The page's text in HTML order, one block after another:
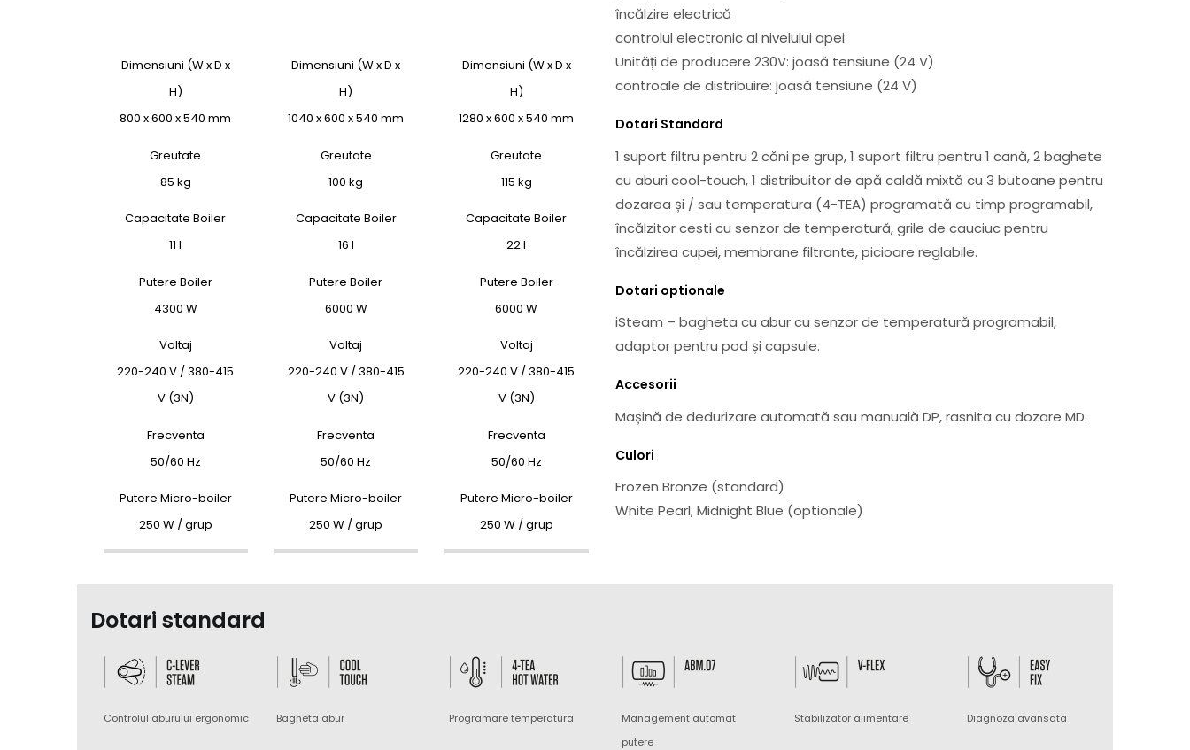
Dimensiuni (W x D x
H)
800 x 600 x 540 mm
Greutate
85 kg
Capacitate Boiler
11 l
Putere Boiler
4300 W
Voltaj
220-240 V / 380-415
V (3N)
Frecventa
50/60 Hz
Putere Micro-boiler
250 W / grup
Dimensiuni (W x D x
H)
1040 x 600 x 540 mm
Greutate
100 kg
Capacitate Boiler
16 l
Putere Boiler
6000 W
Voltaj
220-240 V / 380-415
V (3N)
Frecventa
50/60 Hz
Putere Micro-boiler
250 W / grup
Dimensiuni (W x D x
H)
1280 x 600 x 540 mm
Greutate
115 kg
Capacitate Boiler
22 l
Putere Boiler
6000 W
Voltaj
220-240 V / 380-415
V (3N)
Frecventa
50/60 Hz
Putere Micro-boiler
250 W / grup
încălzire electrică
controlul electronic al nivelului apei
Unități de producere 230V: joasă tensiune (24 V)
controale de distribuire: joasă tensiune (24 V)
Dotari Standard
1 suport filtru pentru 2 căni pe grup, 1 suport filtru pentru 1 cană, 2 baghete
cu aburi cool-touch, 1 distribuitor de apă caldă mixtă cu 3 butoane pentru
dozarea și / sau temperatura (4-TEA) programată cu timp programabil,
încălzitor cesti cu senzor de temperatură, grile de cauciuc pentru
încălzirea cupei, membrane filtrante, picioare reglabile.
Dotari optionale
iSteam – bagheta cu abur cu senzor de temperatură programabil,
adaptor pentru pod și capsule.
Accesorii
Mașină de dedurizare automată sau manuală DP, rasnita cu dozare MD.
Culori
Frozen Bronze (standard)
White Pearl, Midnight Blue (optionale)
Dotari standard
Controlul aburului ergonomic Bagheta abur Programare temperatura
Management automat
putere
Stabilizator alimentare Diagnoza avansata